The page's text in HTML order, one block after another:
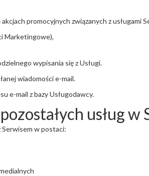
promocyjnych związanych z usługami
Marketingowe),
wypisania się z Usługi.
wiadomości e-mail.
e-mail z bazy Usługodawcy.
usług w
Serwisem w postaci: